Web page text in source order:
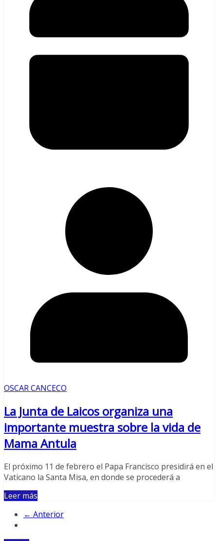
OSCAR CANCECO
La Junta de Laicos organiza una
importante muestra sobre la vida de
Mama Antula
El próximo 11 de febrero el Papa Francisco presidirá en el
Vaticano la Santa Misa, en donde se procederá a
Leer más
← Anterior